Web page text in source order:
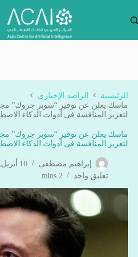
المحتوى
الرئيسية
الراصد الإخباري
ماسك يعلن عن توفير “سوبر جروك”
لتعزيز المنافسة في أدوات الذكاء
ماسك يعلن عن توفير “سوبر جروك”
لتعزيز المنافسة في أدوات الذكاء
إبراهيم مصطفى
10 أبريل, 2025
تعليق واحد
2 mins